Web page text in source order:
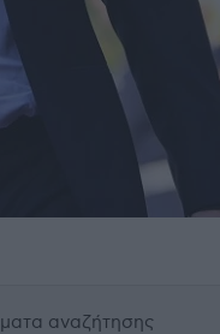
αναζήτησης